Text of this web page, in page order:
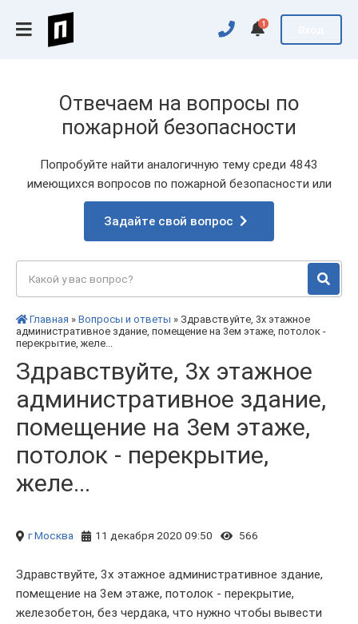
1
Отвечаем на вопросы по
пожарной безопасности
Попробуйте найти аналогичную тему среди 4843
имеющихся вопросов по пожарной безопасности или
Задайте свой вопрос
Главная » Вопросы и ответы » Здравствуйте, 3х этажное
административное здание, помещение на 3ем этаже, потолок -
перекрытие, желе...
Здравствуйте, 3х этажное
административное здание,
помещение на 3ем этаже,
потолок - перекрытие,
желе...
г Москва 11 декабря 2020 09:50 566
Здравствуйте, 3х этажное административное здание,
помещение на 3ем этаже, потолок - перекрытие,
железобетон, без чердака, что нужно чтобы вывести